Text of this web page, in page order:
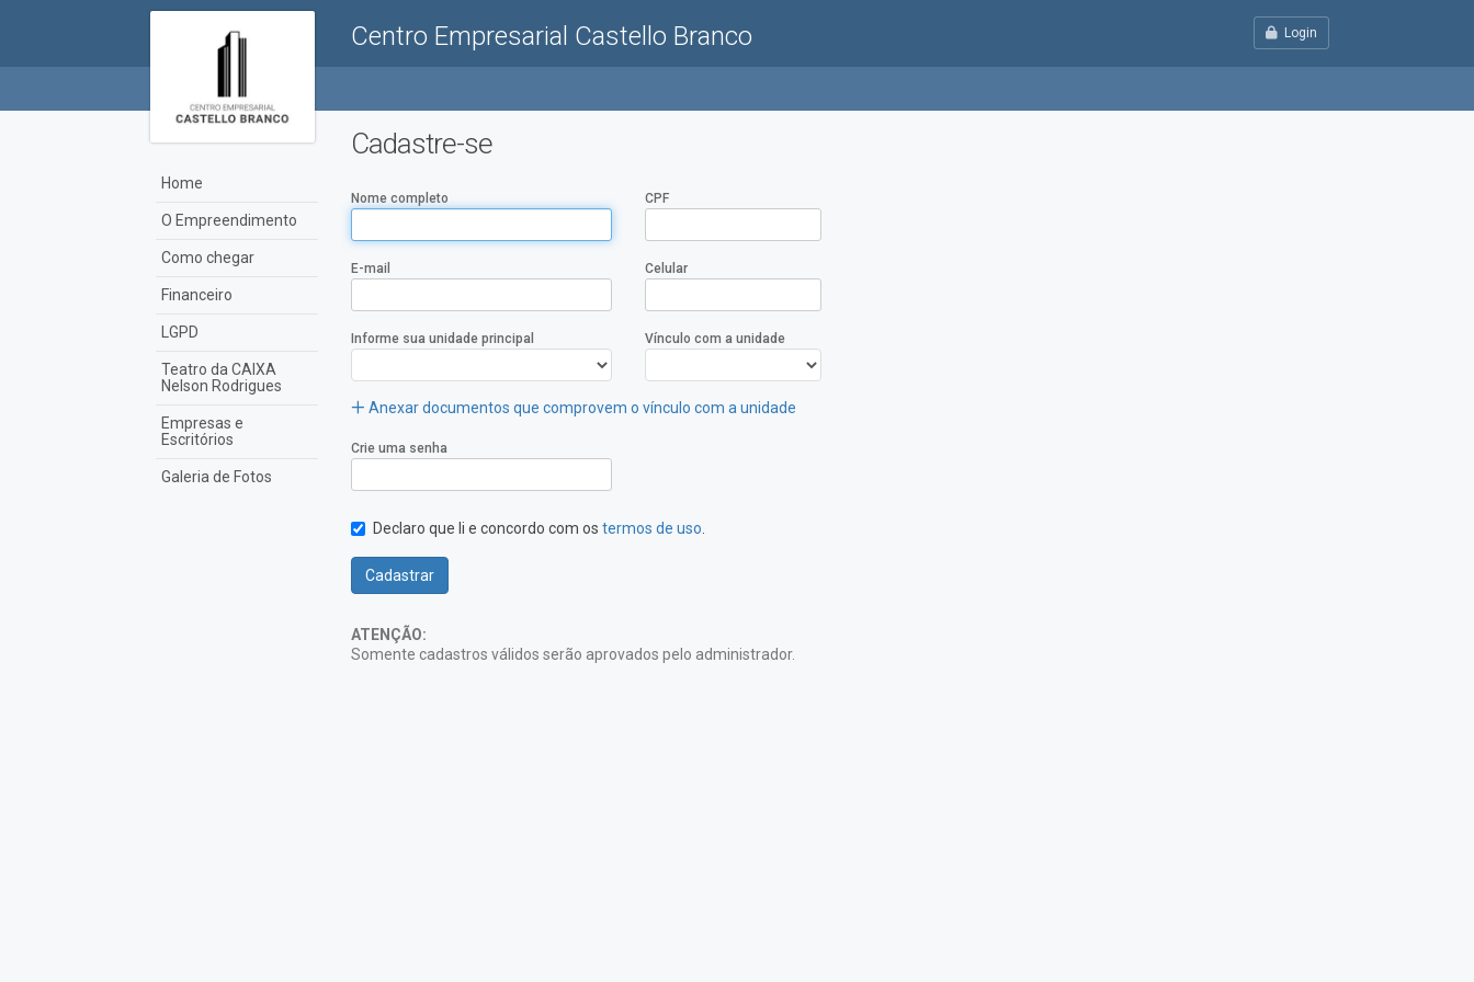
Centro Empresarial Castello Branco Login
Home
O Empreendimento
Como chegar
Financeiro
LGPD
Teatro da CAIXA
Nelson Rodrigues
Empresas e
Escritórios
Galeria de Fotos
Cadastre-se
Nome completo CPF
E-mail Celular
Informe sua unidade principal Vínculo com a unidade
Anexar documentos que comprovem o vínculo com a unidade
Crie uma senha
Declaro que li e concordo com ostermos de uso
Cadastrar
ATENÇÃO:
Somente cadastros válidos serão aprovados pelo administrador.